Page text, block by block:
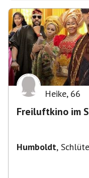
Heike, 66
Freiluftkino im
Humboldt,